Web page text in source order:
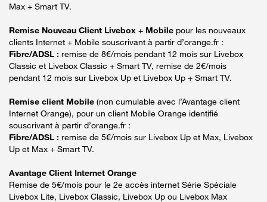
Max + Smart TV.
Remise Nouveau Client Livebox + Mobile pour les nouveaux
clients Internet + Mobile souscrivant à partir d’orange.fr :
Fibre/ADSL : remise de 8€/mois pendant 12 mois sur Livebox
Classic et Livebox Classic + Smart TV, remise de 2€/mois
pendant 12 mois sur Livebox Up et Livebox Up + Smart TV.
Remise client Mobile (non cumulable avec l’Avantage client
Internet Orange), pour un client Mobile Orange identifié
souscrivant à partir d’orange.fr :
Fibre/ADSL : remise de 5€/mois sur Livebox Up et Max, Livebox
Up et Max + Smart TV.
Avantage Client Internet Orange
Remise de 5€/mois pour le 2e accès internet Série Spéciale
Livebox Lite, Livebox Classic, Livebox Up ou Livebox Max